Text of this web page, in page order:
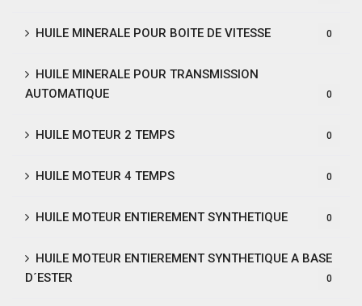
HUILE MINERALE POUR BOITE DE VITESSE 0
HUILE MINERALE POUR TRANSMISSION
AUTOMATIQUE
0
HUILE MOTEUR 2 TEMPS 0
HUILE MOTEUR 4 TEMPS 0
HUILE MOTEUR ENTIEREMENT SYNTHETIQUE 0
HUILE MOTEUR ENTIEREMENT SYNTHETIQUE A BASE
D´ESTER
0